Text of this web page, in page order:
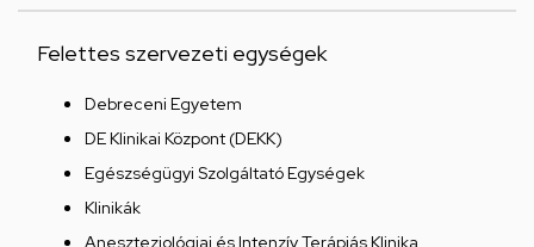
Felettes szervezeti egységek
Debreceni Egyetem
DE Klinikai Központ (DEKK)
Egészségügyi Szolgáltató Egységek
Klinikák
Aneszteziológiai és Intenzív Terápiás Klinika